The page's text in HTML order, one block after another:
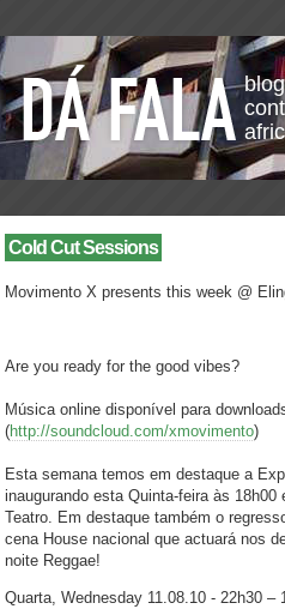
Cold Cut Sessions
Movimento X presents this week @
Are you ready for the good vibes?
Música online disponível para
(http://soundcloud.com/xmovimento)
Esta semana temos em destaque a
inaugurando esta Quinta-feira às
Teatro. Em destaque também o
cena House nacional que actuará nos
noite Reggae!
Quarta, Wednesday 11.08.10 - 22h30 –